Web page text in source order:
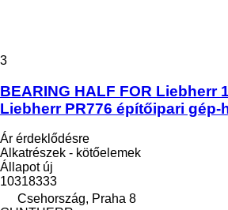
3
BEARING HALF FOR Liebherr
Liebherr PR776 építőipari gép-
Ár érdeklődésre
Alkatrészek - kötőelemek
Állapotúj
10318333
Csehország, Praha 8